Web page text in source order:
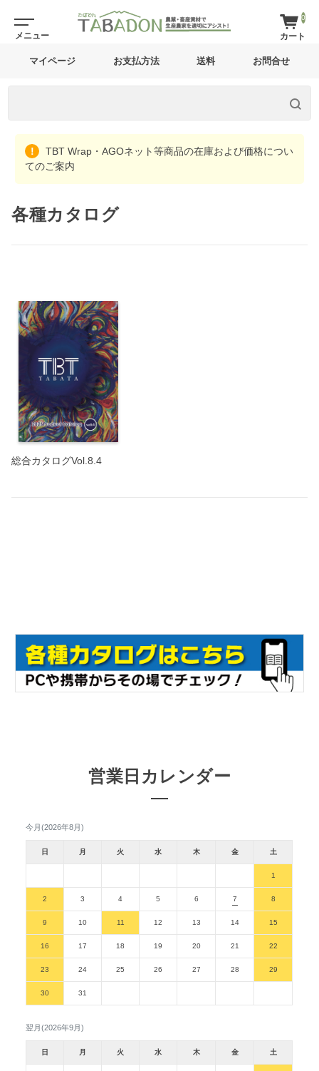
0
マイページ お支払方法 送料 お問合せ
TBT Wrap・AGOネット等商品の在庫および価格につい
てのご案内
各種カタログ
総合カタログVol.8.4
営業日カレンダー
今月(2026年8月)
日 月 火 水 木 金 土
1
2 3 4 5 6 7 8
9 10 11 12 13 14 15
16 17 18 19 20 21 22
23 24 25 26 27 28 29
30 31
翌月(2026年9月)
日 月 火 水 木 金 土